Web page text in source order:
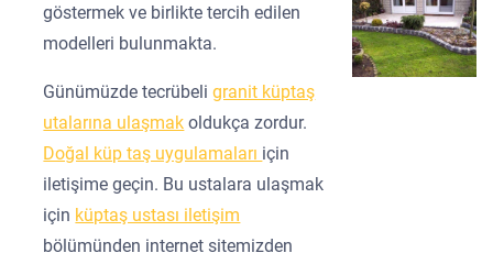
göstermek ve birlikte tercih edilen
modelleri bulunmakta.
Günümüzde tecrübeligranit küptaş
utalarına ulaşmak oldukça zordur.
Doğal küp taş uygulamaları için
iletişime geçin. Bu ustalara ulaşmak
için küptaş ustası iletişim
bölümünden internet sitemizden